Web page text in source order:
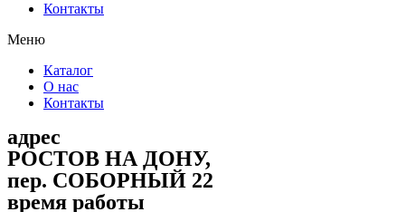
Контакты
Меню
Каталог
О нас
Контакты
адрес
РОСТОВ НА ДОНУ,
пер. СОБОРНЫЙ 22
время работы